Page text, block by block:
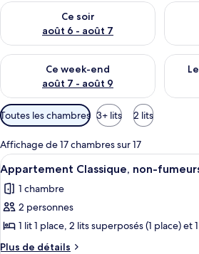
Ce soir
août 6 - août 7
Vérifier la disponibilité pour ce soir
Ce week-end
août 7 - août 9
Vérifier la disponibilité pour ce week-
Filtres
disponibles
pour
les
chambres
Toutes les chambres 3+ lits 2 lits
Affichage de 17 chambres sur 17
Afficher
toutes
les
photos
pour
ce
Une
4
Appartement Classique, non-
1 chambre
2 personnes
1 lit 1 place, 2 lits superposés (1 place)
Plus de détails
Plus